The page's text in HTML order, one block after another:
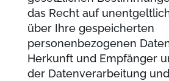
das Recht auf
über Ihre gespeicherten
personenbezogenen
Herkunft und Empfänger
der Datenverarbeitung